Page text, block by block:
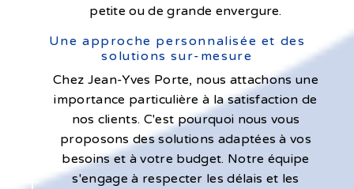
petite ou de grande envergure.
Une approche personnalisée et des
solutions sur-mesure
Chez Jean-Yves Porte, nous attachons une
importance particulière à la satisfaction de
nos clients. C'est pourquoi nous vous
proposons des solutions adaptées à vos
besoins et à votre budget. Notre équipe
s'engage à respecter les délais et les